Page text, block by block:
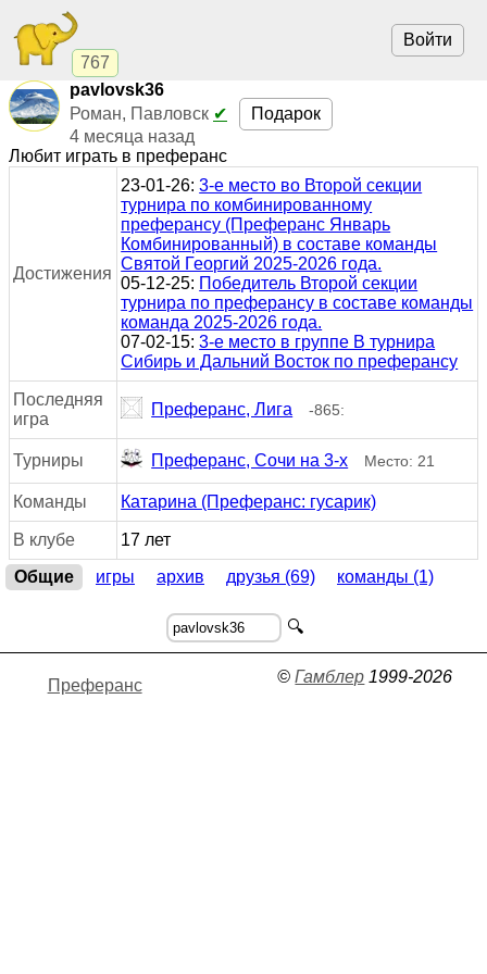
767
Войти
pavlovsk36
Роман, Павловск ✔
4 месяца назад
Подарок
Любит играть в преферанс
Достижения
23-01-26:3-е место во Второй секции
турнира по комбинированному
преферансу (Преферанс Январь
Комбинированный) в составе команды
Святой Георгий 2025-2026 года.
05-12-25: Победитель Второй секции
турнира по преферансу в составе команды
команда 2025-2026 года.
07-02-15:3-е место в группе В турнира
Сибирь и Дальний Восток по преферансу
Последняя
игра
Преферанс, Лига -865:
Турниры Преферанс, Сочи на 3-х Место: 21
Команды Катарина (Преферанс: гусарик)
В клубе
17 лет
Общие
игры архив друзья (69) команды (1)
🔍
Преферанс ©Гамблер 1999-2026